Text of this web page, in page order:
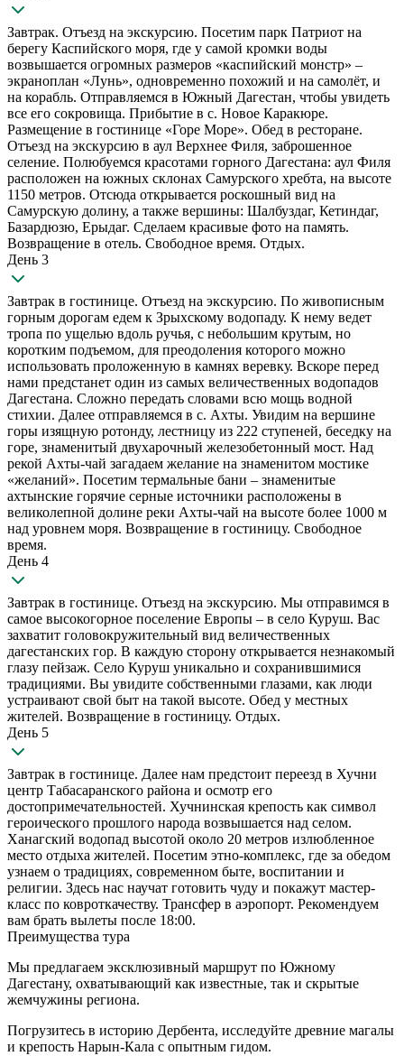
Завтрак. Отъезд на экскурсию. Посетим парк Патриот на
берегу Каспийского моря, где у самой кромки воды
возвышается огромных размеров «каспийский монстр» –
экраноплан «Лунь», одновременно похожий и на самолёт, и
на корабль. Отправляемся в Южный Дагестан, чтобы увидеть
все его сокровища. Прибытие в с. Новое Каракюре.
Размещение в гостинице «Горе Море». Обед в ресторане.
Отъезд на экскурсию в аул Верхнее Филя, заброшенное
селение. Полюбуемся красотами горного Дагестана: аул Филя
расположен на южных склонах Самурского хребта, на высоте
1150 метров. Отсюда открывается роскошный вид на
Самурскую долину, а также вершины: Шалбуздаг, Кетиндаг,
Базардюзю, Ерыдаг. Сделаем красивые фото на память.
Возвращение в отель. Свободное время. Отдых.
День 3
Завтрак в гостинице. Отъезд на экскурсию. По живописным
горным дорогам едем к Зрыхскому водопаду. К нему ведет
тропа по ущелью вдоль ручья, с небольшим крутым, но
коротким подъемом, для преодоления которого можно
использовать проложенную в камнях веревку. Вскоре перед
нами предстанет один из самых величественных водопадов
Дагестана. Сложно передать словами всю мощь водной
стихии. Далее отправляемся в с. Ахты. Увидим на вершине
горы изящную ротонду, лестницу из 222 ступеней, беседку на
горе, знаменитый двухарочный железобетонный мост. Над
рекой Ахты-чай загадаем желание на знаменитом мостике
«желаний». Посетим термальные бани – знаменитые
ахтынские горячие серные источники расположены в
великолепной долине реки Ахты-чай на высоте более 1000 м
над уровнем моря. Возвращение в гостиницу. Свободное
время.
День 4
Завтрак в гостинице. Отъезд на экскурсию. Мы отправимся в
самое высокогорное поселение Европы – в село Куруш. Вас
захватит головокружительный вид величественных
дагестанских гор. В каждую сторону открывается незнакомый
глазу пейзаж. Село Куруш уникально и сохранившимися
традициями. Вы увидите собственными глазами, как люди
устраивают свой быт на такой высоте. Обед у местных
жителей. Возвращение в гостиницу. Отдых.
День 5
Завтрак в гостинице. Далее нам предстоит переезд в Хучни
центр Табасаранского района и осмотр его
достопримечательностей. Хучнинская крепость как символ
героического прошлого народа возвышается над селом.
Ханагский водопад высотой около 20 метров излюбленное
место отдыха жителей. Посетим этно-комплекс, где за обедом
узнаем о традициях, современном быте, воспитании и
религии. Здесь нас научат готовить чуду и покажут мастер-
класс по ковроткачеству. Трансфер в аэропорт. Рекомендуем
вам брать вылеты после 18:00.
Преимущества тура
Мы предлагаем эксклюзивный маршрут по Южному
Дагестану, охватывающий как известные, так и скрытые
жемчужины региона.
Погрузитесь в историю Дербента, исследуйте древние магалы
и крепость Нарын-Кала с опытным гидом.